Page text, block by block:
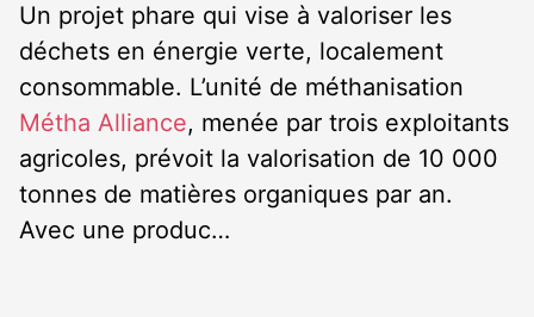
Un projet phare qui vise à valoriser les
déchets en énergie verte, localement
consommable. L’unité de méthanisation
Métha Alliance, menée par trois exploitants
agricoles, prévoit la valorisation de 10 000
tonnes de matières organiques par an.
Avec une produc…